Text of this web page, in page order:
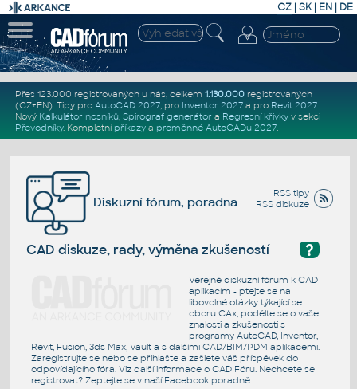
CZ | SK| EN | DE
Přes 123.000 registrovaných u nás, celkem 1.130.000registrovaných
(CZ+EN). Tipy pro AutoCAD 2027, pro Inventor 2027a pro Revit 2027.
Nový Kalkulátor nosníků, Spirograf generátor a Regresní křivkyv sekci
Převodníky. Kompletní příkazya proměnné AutoCADu 2027.
RSS tipy
RSS diskuze
Diskuzní fórum, poradna
?
CAD diskuze, rady, výměna zkušeností
Veřejné diskuzní fórum k CAD
aplikacím - ptejte se na
libovolné otázky týkající se
oboru CAx, podělte se o vaše
znalosti a zkušenosti s
programy AutoCAD, Inventor,
Revit, Fusion, 3ds Max, Vault a s dalšími CAD/BIM/PDM aplikacemi.
Zaregistrujte se nebo se přihlašte a zašlete váš příspěvek do
odpovídajícího fóra. Viz další informace o CAD Fóru. Nechcete se
registrovat? Zeptejte se v naší Facebook poradně.